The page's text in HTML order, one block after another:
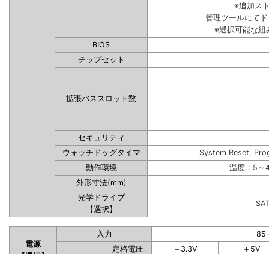
※追加ス
管理ツールにて
※選択可能な組
BIOS
チップセット
拡張バススロット数
セキュリティ
ウォッチドッグタイマ
System Reset,
動作環境
温度：5～
外形寸法(mm)
光学ドライブ
【選択】
電源
入力
85
定格電圧
＋3.3V ＋5V